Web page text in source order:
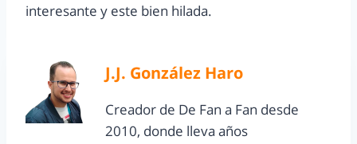
interesante y este bien hilada.
J.J. González Haro
Creador de De Fan a Fan desde
2010, donde lleva años